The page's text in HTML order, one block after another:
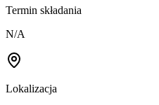
Termin składania
N/A
Lokalizacja